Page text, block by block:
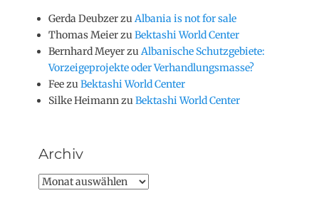
Gerda Deubzer zu Albania is not for sale
Thomas Meier zu Bektashi World Center
Bernhard Meyer zu Albanische Schutzgebiete:
Vorzeigeprojekte oder Verhandlungsmasse?
Fee zu Bektashi World Center
Silke Heimann zu Bektashi World Center
Archiv
Archiv